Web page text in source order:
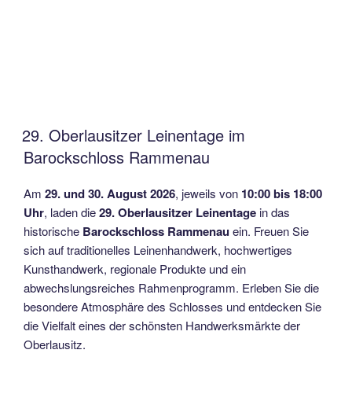
29. Oberlausitzer Leinentage im
Barockschloss Rammenau
Am 29. und 30. August 2026, jeweils von 10:00 bis 18:00
Uhr, laden die29. Oberlausitzer Leinentagein das
historische Barockschloss Rammenauein. Freuen Sie
sich auf traditionelles Leinenhandwerk, hochwertiges
Kunsthandwerk, regionale Produkte und ein
abwechslungsreiches Rahmenprogramm. Erleben Sie die
besondere Atmosphäre des Schlosses und entdecken Sie
die Vielfalt eines der schönsten Handwerksmärkte der
Oberlausitz.